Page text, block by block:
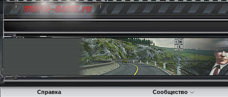
Справка Сообщество